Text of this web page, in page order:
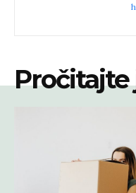
Pročitajte